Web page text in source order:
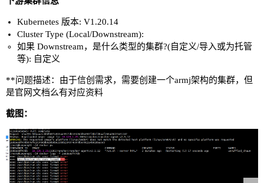
Kubernetes 版本: V1.20.14
Cluster Type (Local/Downstream):
如果 Downstream，是什么类型的集群?(自定义/导入或为托管
等): 自定义
**问题描述：由于信创需求，需要创建一个armj架构的集群，但
是官网文档么有对应资料
截图：